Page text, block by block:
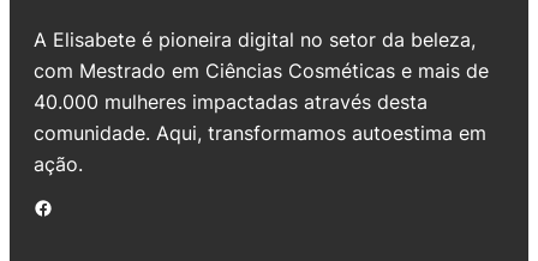
A Elisabete é pioneira digital no setor da beleza,
com Mestrado em Ciências Cosméticas e mais de
40.000 mulheres impactadas através desta
comunidade. Aqui, transformamos autoestima em
ação.
Facebook